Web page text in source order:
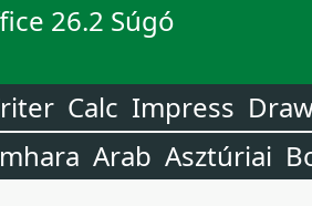
26.2 Súgó
Calc Impress
Arab Asztúriai